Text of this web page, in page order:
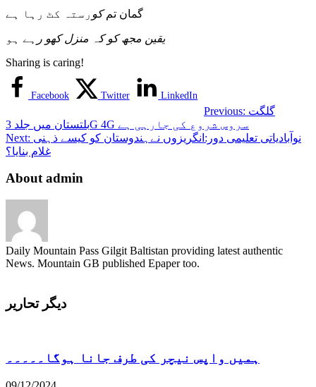
گمان تمکو رستہ کٹ رہا ہے
یقین مجھ کو کہ منزل کھو رہے ہو
Sharing is caring!
Facebook Twitter LinkedIn
Previous:
بلتستان میں جلد 3G 4G سروس شروع کی جارہی ہے
Next:
غلام بنایا؟
About admin
Daily Mountain Pass Gilgit Baltistan providing latest authentic
News. Mountain GB published Epaper too.
دیگر تحاریر
ہمیں واپس نیچر کی طرف جانا ہوگا۔۔۔۔۔